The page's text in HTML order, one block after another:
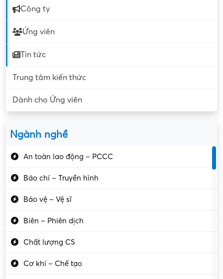
Công ty
Ứng viên
Tin tức
Trung tâm kiến thức
Dành cho Ứng viên
Ngành nghề
An toàn lao động – PCCC
Báo chí – Truyền hình
Bảo vệ – Vệ sĩ
Biên – Phiên dịch
Chất lượng CS
Cơ khí – Chế tạo